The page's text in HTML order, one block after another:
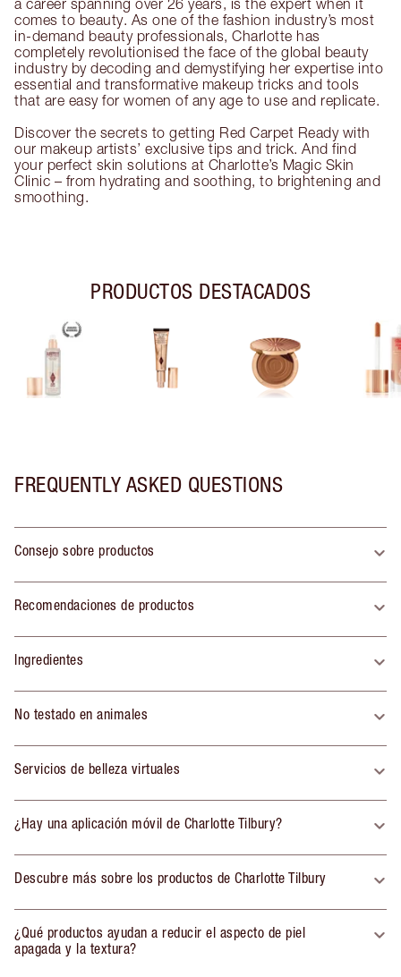
a career spanning over 26 years, is the expert when it
comes to beauty. As one of the fashion industry’s most
in-demand beauty professionals, Charlotte has
completely revolutionised the face of the global beauty
industry by decoding and demystifying her expertise into
essential and transformative makeup tricks and tools
that are easy for women of any age to use and replicate.
Discover the secrets to getting Red Carpet Ready with
our makeup artists’ exclusive tips and trick. And find
your perfect skin solutions at Charlotte’s Magic Skin
Clinic – from hydrating and soothing, to brightening and
smoothing.
PRODUCTOS DESTACADOS
FREQUENTLY ASKED QUESTIONS
Consejo sobre productos
Recomendaciones de productos
Ingredientes
No testado en animales
Servicios de belleza virtuales
¿Hay una aplicación móvil de Charlotte Tilbury?
Descubre más sobre los productos de Charlotte Tilbury
¿Qué productos ayudan a reducir el aspecto de piel
apagada y la textura?